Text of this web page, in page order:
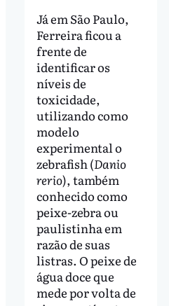
Já em São Paulo,
Ferreira ficou a
frente de
identificar os
níveis de
toxicidade,
utilizando como
modelo
experimental o
zebrafish (Danio
rerio), também
conhecido como
peixe-zebra ou
paulistinha em
razão de suas
listras. O peixe de
água doce que
mede por volta de